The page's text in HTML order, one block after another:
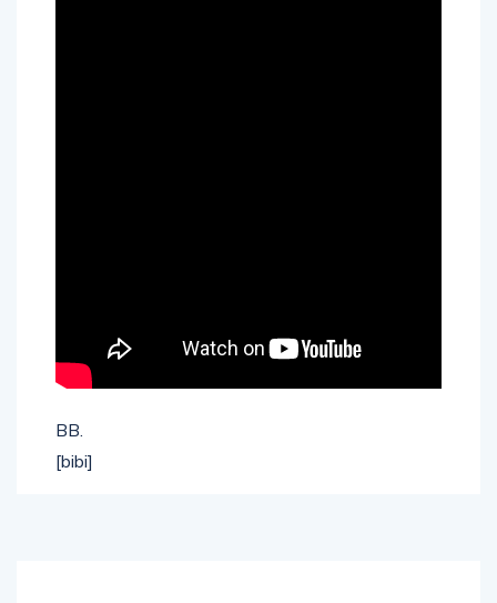
BB.
[bibi]